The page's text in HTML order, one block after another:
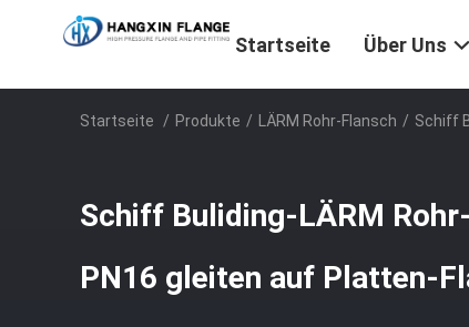
Startseite Über Uns
Startseite / Produkte / LÄRM Rohr-Flansch / Schiff
Schiff Buliding-LÄRM
PN16 gleiten auf Platten-